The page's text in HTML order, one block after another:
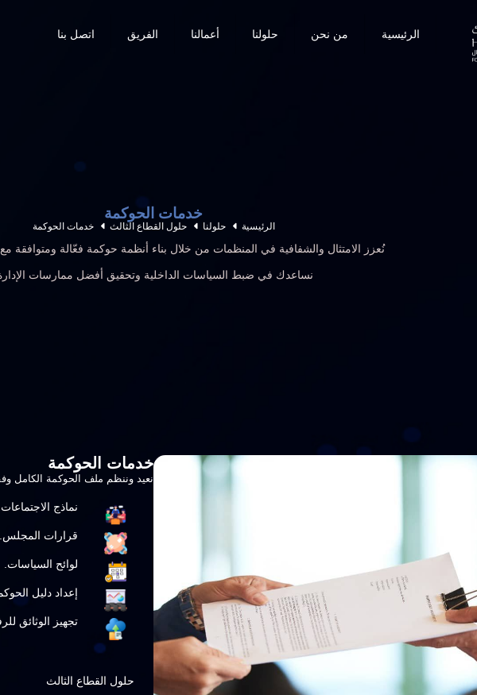
الرئيسية من نحن حلولنا أعمالنا الفريق اتصل بنا
خدمات الحوكمة
الرئيسية حلولنا حلول القطاع الثالث خدمات الحوكمة
نُعزز الامتثال والشفافية في المنظمات من خلال بناء أنظمة حوكمة فعّالة ومتوافقة مع
نساعدك في ضبط السياسات الداخلية وتحقيق أفضل ممارسات
خدمات الحوكمة
نعيد وننظم ملف الحوكمة الكامل
نماذج
قرارات المجلس.
لوائح السياسات.
إعداد دليل
تجهيز الوثائق
حلول القطاع الثالث